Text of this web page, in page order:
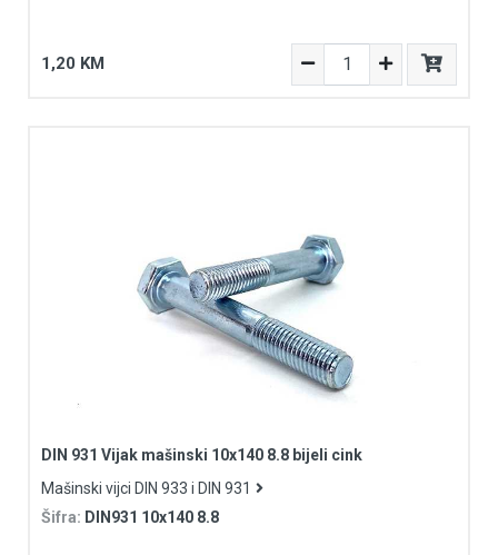
1,20 KM
DIN 931 Vijak mašinski 10x140 8.8 bijeli cink
Mašinski vijci DIN 933 i DIN 931
Šifra: DIN931 10x140 8.8